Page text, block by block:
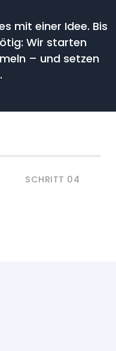
mit einer Idee. Bis
Wir starten
– und setzen
SCHRITT 04